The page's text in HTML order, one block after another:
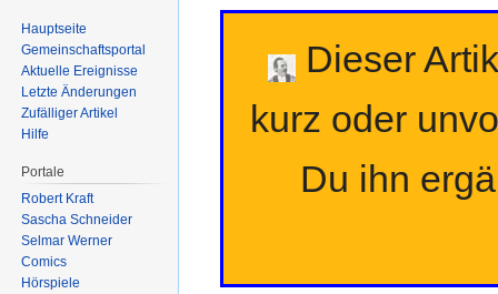
Dieser
kurz oder
Du ihn
Hauptseite
Gemeinschafts­portal
Aktuelle Ereignisse
Letzte Änderungen
Zufälliger Artikel
Hilfe
Portale
Robert Kraft
Sascha Schneider
Selmar Werner
Comics
Hörspiele